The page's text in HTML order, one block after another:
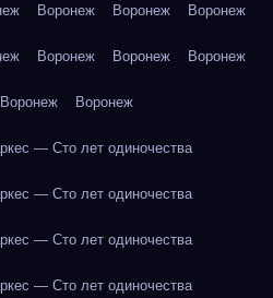
Воронеж Воронеж Воронеж
Воронеж Воронеж Воронеж
Воронеж Воронеж
— Сто лет одиночества
— Сто лет одиночества
— Сто лет одиночества
— Сто лет одиночества